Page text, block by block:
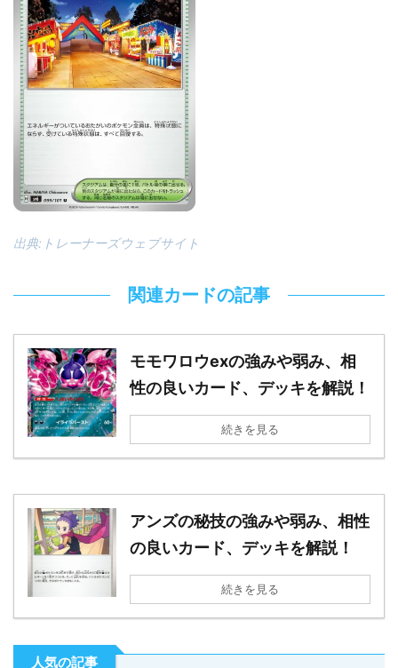
出典:トレーナーズウェブサイト
関連カードの記事
モモワロウexの強みや弱み、相
性の良いカード、デッキを解説！
続きを見る
アンズの秘技の強みや弱み、相性
の良いカード、デッキを解説！
続きを見る
人気の記事